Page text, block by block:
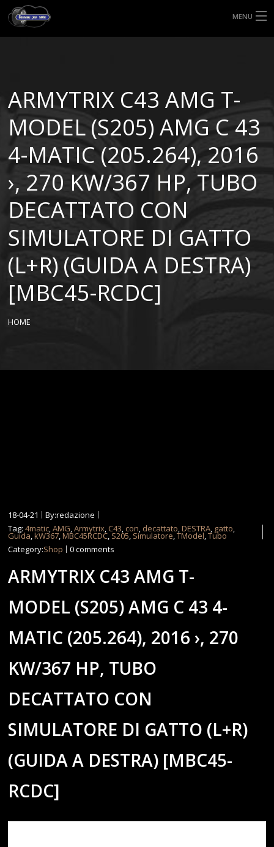
MENU
MISURE GOMME
BLOG
SHOP
ARMYTRIX C43 AMG T-
MODEL (S205) AMG C 43
4-MATIC (205.264), 2016
›, 270 KW/367 HP, TUBO
DECATTATO CON
SIMULATORE DI GATTO
(L+R) (GUIDA A DESTRA)
[MBC45-RCDC]
HOME
18-04-21
By:redazione
Tag:4matic,AMG,Armytrix, C43, con, decattato,DESTRA, gatto,
Guida,kW367,MBC45RCDC, S205, Simulatore,TModel,Tubo
Category:Shop 0 comments
ARMYTRIX C43 AMG T-
MODEL (S205) AMG C 43 4-
MATIC (205.264), 2016 ›, 270
KW/367 HP, TUBO
DECATTATO CON
SIMULATORE DI GATTO (L+R)
(GUIDA A DESTRA) [MBC45-
RCDC]